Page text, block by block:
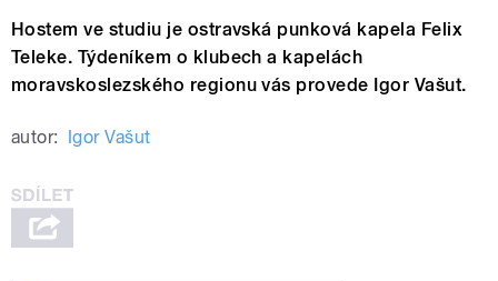
Hostem ve studiu je ostravská punková kapela Felix
Teleke. Týdeníkem o klubech a kapelách
moravskoslezského regionu vás provede Igor Vašut.
autor: Igor Vašut